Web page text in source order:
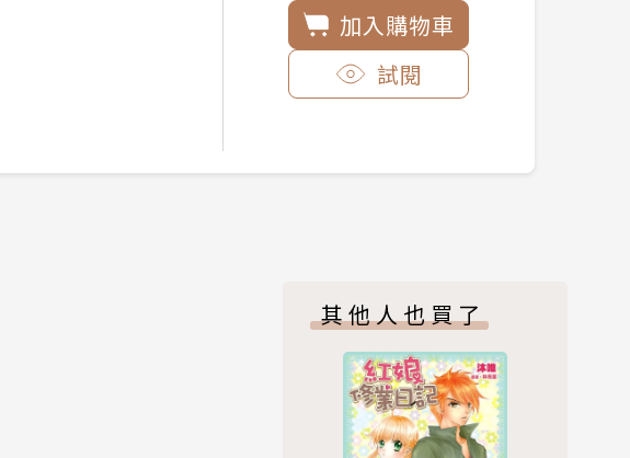
加入購物車
試閱
其他人也買了